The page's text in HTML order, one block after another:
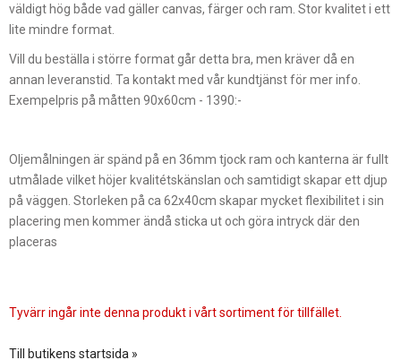
väldigt hög både vad gäller canvas, färger och ram. Stor kvalitet i ett
lite mindre format.
Vill du beställa i större format går detta bra, men kräver då en
annan leveranstid. Ta kontakt med vår kundtjänst för mer info.
Exempelpris på måtten 90x60cm - 1390:-
Oljemålningen är spänd på en 36mm tjock ram och kanterna är fullt
utmålade vilket höjer kvalitétskänslan och samtidigt skapar ett djup
på väggen. Storleken på ca 62x40cm skapar mycket flexibilitet i sin
placering men kommer ändå sticka ut och göra intryck där den
placeras
Tyvärr ingår inte denna produkt i vårt sortiment för tillfället.
Till butikens startsida »